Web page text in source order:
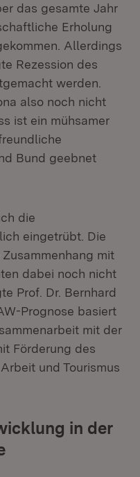
das gesamte Jahr
Erholung
Allerdings
Rezession des
werden.
also noch nicht
ist ein mühsamer
Bund geebnet
die
eingetrübt. Die
mit
dabei noch nicht
Prof. Dr. Bernhard
Prognose basiert
mit der
in neuem Fenster)
Förderung des
und Tourismus
in der